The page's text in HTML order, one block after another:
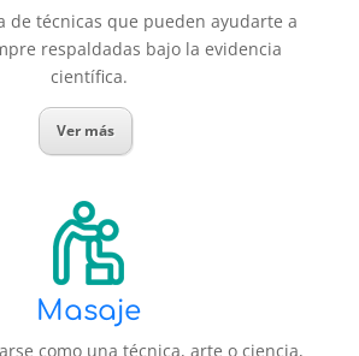
de técnicas que pueden ayudarte a
respaldadas bajo la evidencia
científica.
Ver más
Masaje
como una técnica, arte o ciencia,